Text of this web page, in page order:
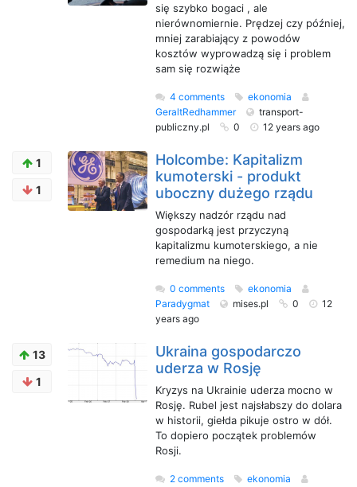
się szybko bogaci , ale
nierównomiernie. Prędzej czy później,
mniej zarabiający z powodów
kosztów wyprowadzą się i problem
sam się rozwiąże
4 comments
ekonomia
GeraltRedhammer
transport-
publiczny.pl
0 12 years ago
1
1
Holcombe: Kapitalizm
kumoterski - produkt
uboczny dużego rządu
Większy nadzór rządu nad
gospodarką jest przyczyną
kapitalizmu kumoterskiego, a nie
remedium na niego.
0 comments
ekonomia
Paradygmat
mises.pl 0
12
years ago
13
1
Ukraina gospodarczo
uderza w Rosję
Kryzys na Ukrainie uderza mocno w
Rosję. Rubel jest najsłabszy do dolara
w historii, giełda pikuje ostro w dół.
To dopiero początek problemów
Rosji.
2 comments
ekonomia